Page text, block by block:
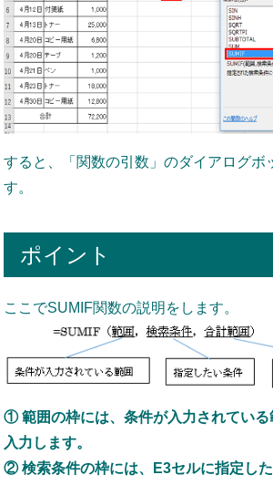
すると、「関数の引数」のダイアログボ
す。
ポイント
ここでSUMIF関数の説明をします。
① 範囲の枠には、条件が入力されてい
入力します。
② 検索条件の枠には、E3セルに指定し